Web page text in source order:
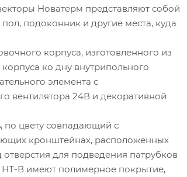
Новатерм представляют собой
подоконник и другие места, куда
корпуса, изготовленного из
ко дну внутрипольного
элемента с
вентилятора 24В и декоративной
по цвету совпадающий с
кронштейнах, расположенных
для подведения патрубков
НТ-В имеют полимерное покрытие,